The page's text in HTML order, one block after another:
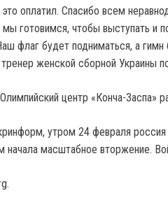
оплатил. Спасибо всем
готовимся, чтобы выступать и
флаг будет подниматься, а
женской сборной Украины
центр «Конча-Заспа»
утром 24 февраля россия
начала масштабное вторжение.